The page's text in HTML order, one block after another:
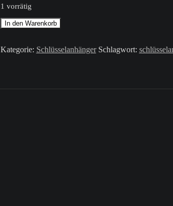
1 vorrätig
Schlüsselanhänger
/
/
In den Warenkorb
Kategorie: Schlüsselanhänger Schlagwort: